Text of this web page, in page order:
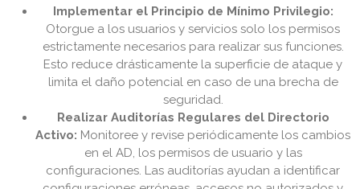
Implementar el Principio de Mínimo Privilegio:
Otorgue a los usuarios y servicios solo los permisos
estrictamente necesarios para realizar sus funciones.
Esto reduce drásticamente la superficie de ataque y
limita el daño potencial en caso de una brecha de
seguridad.
Realizar Auditorías Regulares del Directorio
Activo: Monitoree y revise periódicamente los cambios
en el AD, los permisos de usuario y las
configuraciones. Las auditorías ayudan a identificar